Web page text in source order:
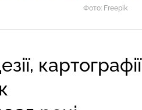
Фото: Freepik
картографії